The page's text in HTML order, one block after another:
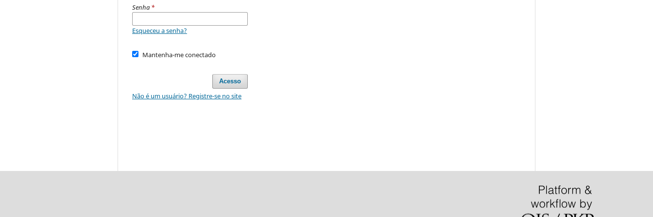
Senha *
Esqueceu a senha?
Mantenha-me conectado
Acesso
Não é um usuário? Registre-se no site